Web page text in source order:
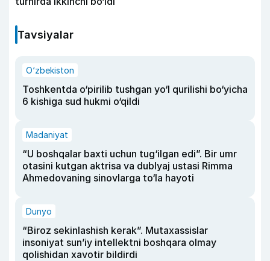
Tavsiyalar
O‘zbekiston
Toshkentda o‘pirilib tushgan yo‘l qurilishi bo‘yicha
6 kishiga sud hukmi o‘qildi
Madaniyat
“U boshqalar baxti uchun tug‘ilgan edi”. Bir umr
otasini kutgan aktrisa va dublyaj ustasi Rimma
Ahmedovaning sinovlarga to‘la hayoti
Dunyo
“Biroz sekinlashish kerak”. Mutaxassislar
insoniyat sun’iy intellektni boshqara olmay
qolishidan xavotir bildirdi